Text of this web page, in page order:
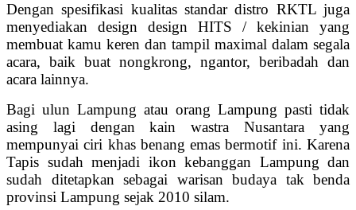
Dengan spesifikasi kualitas standar distro RKTL juga
menyediakan design design HITS / kekinian yang
membuat kamu keren dan tampil maximal dalam segala
acara, baik buat nongkrong, ngantor, beribadah dan
acara lainnya.
Bagi ulun Lampung atau orang Lampung pasti tidak
asing lagi dengan kain wastra Nusantara yang
mempunyai ciri khas benang emas bermotif ini. Karena
Tapis sudah menjadi ikon kebanggan Lampung dan
sudah ditetapkan sebagai warisan budaya tak benda
provinsi Lampung sejak 2010 silam.